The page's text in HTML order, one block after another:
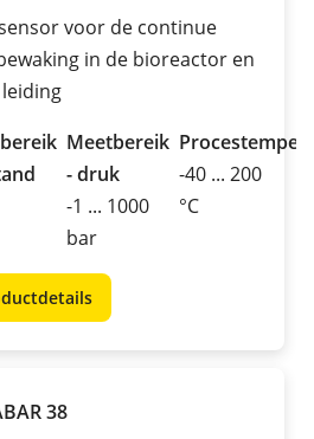
voor de continue
in de bioreactor en
Meetbereik
- druk
-1 ... 1000
bar
-40 ... 200
°C
38